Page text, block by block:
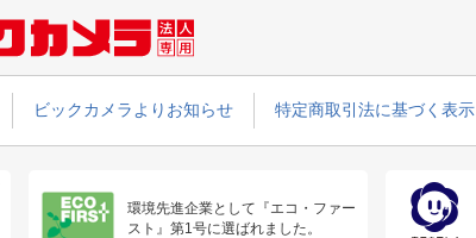
ビックカメラよりお知らせ 特定商取引法に基づく表示
環境先進企業として『エコ・ファー
スト』第1号に選ばれました。